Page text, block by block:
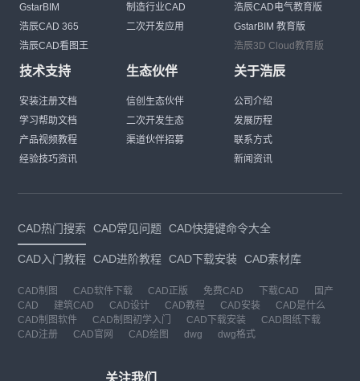
GstarBIM
浩辰CAD 365
浩辰CAD看图王
制造行业CAD
二次开发应用
浩辰CAD电气教育版
GstarBIM 教育版
浩辰3D Cloud教育版
技术支持
安装注册文档
学习帮助文档
产品视频教程
经验技巧资讯
生态伙伴
信创生态伙伴
二次开发生态
渠道伙伴招募
关于浩辰
公司介绍
发展历程
联系方式
新闻资讯
CAD热门搜索 CAD常见问题 CAD快捷键命令大全
CAD入门教程 CAD进阶教程 CAD下载安装 CAD素材库
CAD制图 CAD软件下载 CAD正版 免费CAD 下载CAD
国产
CAD
建筑CAD CAD设计 CAD教程 CAD安装
CAD是什么
CAD制图软件
CAD制图初学入门 CAD下载安装
CAD图纸下载
CAD注册
CAD官网 CAD绘图 dwg dwg格式
关注我们